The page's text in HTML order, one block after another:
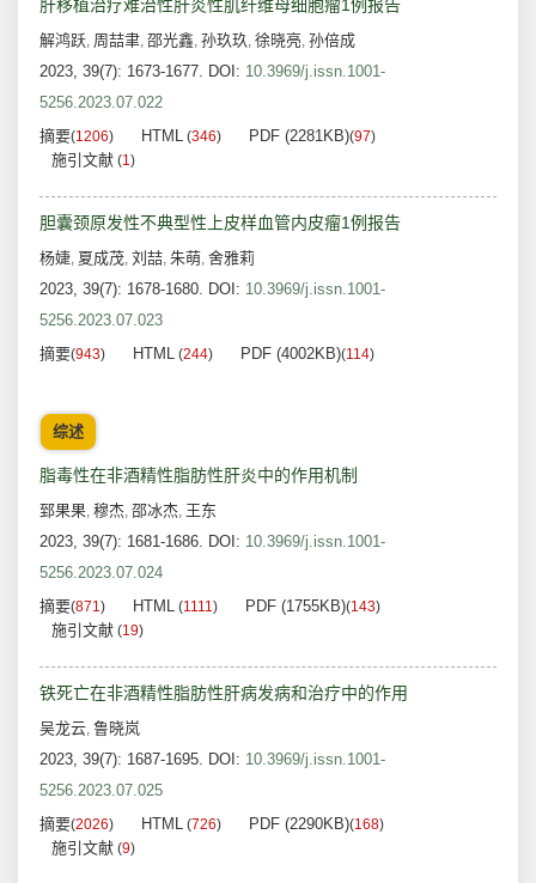
肝移植治疗难治性肝炎性肌纤维母细胞瘤1例报告
解鸿跃, 周喆聿, 邵光鑫, 孙玖玖, 徐晓亮, 孙倍成
2023, 39(7): 1673-1677. DOI: 10.3969/j.issn.1001-
5256.2023.07.022
摘要(1206) HTML (346) PDF (2281KB)(97)
施引文献 (1)
胆囊颈原发性不典型性上皮样血管内皮瘤1例报告
杨婕, 夏成茂, 刘喆, 朱萌, 舍雅莉
2023, 39(7): 1678-1680. DOI: 10.3969/j.issn.1001-
5256.2023.07.023
摘要(943) HTML (244) PDF (4002KB)(114)
综述
脂毒性在非酒精性脂肪性肝炎中的作用机制
郅果果, 穆杰, 邵冰杰, 王东
2023, 39(7): 1681-1686. DOI: 10.3969/j.issn.1001-
5256.2023.07.024
摘要(871) HTML (1111) PDF (1755KB)(143)
施引文献 (19)
铁死亡在非酒精性脂肪性肝病发病和治疗中的作用
吴龙云, 鲁晓岚
2023, 39(7): 1687-1695. DOI: 10.3969/j.issn.1001-
5256.2023.07.025
摘要(2026) HTML (726) PDF (2290KB)(168)
施引文献 (9)